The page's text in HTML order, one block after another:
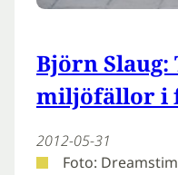
Björn
miljöfällor i
2012-05-31
Foto: